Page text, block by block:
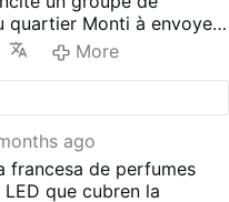
quartier Monti à envoyer
l'archiprêtre Rolandas
décrivent comme la
historique. Les
les travaux de
à la fin de l'année
du Vatican
publicitaires
More
ago
francesa de perfumes
que cubren la